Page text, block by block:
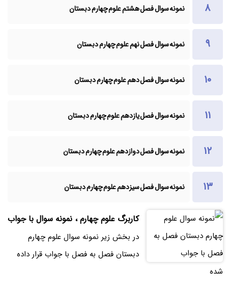
نمونه سوال فصل هشتم علوم چهارم دبستان
نمونه سوال فصل نهم علوم چهارم دبستان
نمونه سوال فصل دهم علوم چهارم دبستان
نمونه سوال فصل یازدهم علوم چهارم دبستان
نمونه سوال فصل دوازدهم علوم چهارم دبستان
نمونه سوال فصل سیزدهم علوم چهارم دبستان
کاربرگ علوم چهارم ، نمونه سوال با جواب
در بخش زیر نمونه سوال علوم چهارم
دبستان فصل به فصل با جواب قرار داده
شده